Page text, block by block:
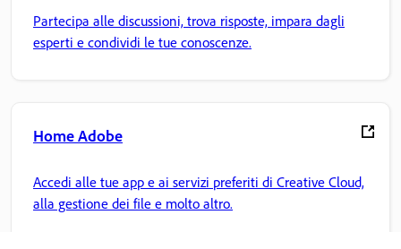
Partecipa alle discussioni, trova risposte, impara dagli
esperti e condividi le tue conoscenze.
Home Adobe
Accedi alle tue app e ai servizi preferiti di Creative Cloud,
alla gestione dei file e molto altro.